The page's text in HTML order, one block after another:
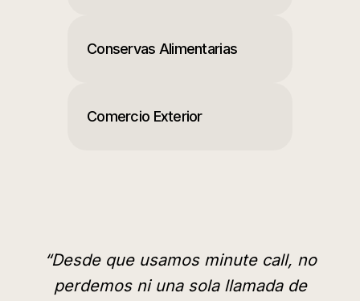
Conservas Alimentarias
Comercio Exterior
“Desde que usamos minute call, no
perdemos ni una sola llamada de